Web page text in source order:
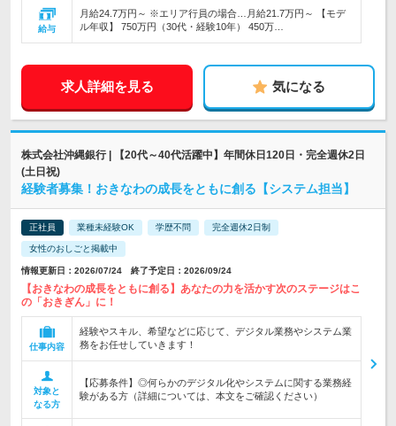
給与
月給24.7万円～ ※エリア行員の場合…月給21.7万円～ 【モデ
ル年収】 750万円（30代・経験10年） 450万…
求人詳細を見る 気になる
株式会社沖縄銀行 | 【20代～40代活躍中】年間休日120日・完全週休2日
(土日祝)
経験者募集！おきなわの成長をともに創る【システム担当】
正社員 業種未経験OK 学歴不問 完全週休2日制
女性のおしごと掲載中
情報更新日：2026/07/24 終了予定日：2026/09/24
【おきなわの成長をともに創る】あなたの力を活かす次のステージはこ
の「おきぎん」に！
仕事内容
経験やスキル、希望などに応じて、デジタル業務やシステム業
務をお任せしていきます！
対象と
なる方
【応募条件】◎何らかのデジタル化やシステムに関する業務経
験がある方（詳細については、本文をご確認ください）